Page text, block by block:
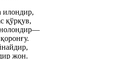
илондир,
қўрқув,
жон.